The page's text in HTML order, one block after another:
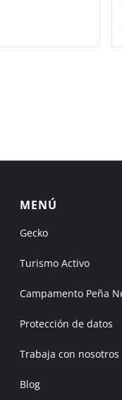
MENÚ
Gecko
Turismo Activo
Campamento Peña
Protección de datos
Trabaja con nosotros
Blog